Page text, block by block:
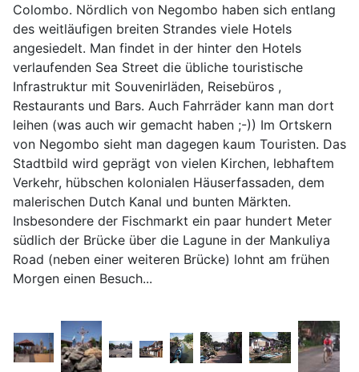
Colombo. Nördlich von Negombo haben sich entlang
des weitläufigen breiten Strandes viele Hotels
angesiedelt. Man findet in der hinter den Hotels
verlaufenden Sea Street die übliche touristische
Infrastruktur mit Souvenirläden, Reisebüros ,
Restaurants und Bars. Auch Fahrräder kann man dort
leihen (was auch wir gemacht haben ;-)) Im Ortskern
von Negombo sieht man dagegen kaum Touristen. Das
Stadtbild wird geprägt von vielen Kirchen, lebhaftem
Verkehr, hübschen kolonialen Häuserfassaden, dem
malerischen Dutch Kanal und bunten Märkten.
Insbesondere der Fischmarkt ein paar hundert Meter
südlich der Brücke über die Lagune in der Mankuliya
Road (neben einer weiteren Brücke) lohnt am frühen
Morgen einen Besuch...